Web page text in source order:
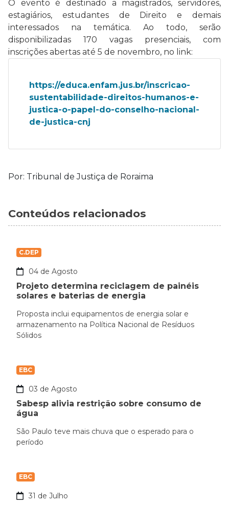
O evento é destinado a magistrados, servidores,
estagiários, estudantes de Direito e demais
interessados na temática. Ao todo, serão
disponibilizadas 170 vagas presenciais, com
inscrições abertas até 5 de novembro, no link:
https://educa.enfam.jus.br/inscricao-
sustentabilidade-direitos-humanos-e-
justica-o-papel-do-conselho-nacional-
de-justica-cnj
Por: Tribunal de Justiça de Roraima
Conteúdos relacionados
C.DEP
04 de Agosto
Projeto determina reciclagem de painéis
solares e baterias de energia
Proposta inclui equipamentos de energia solar e
armazenamento na Política Nacional de Resíduos
Sólidos
EBC
03 de Agosto
Sabesp alivia restrição sobre consumo de
água
São Paulo teve mais chuva que o esperado para o
período
EBC
31 de Julho